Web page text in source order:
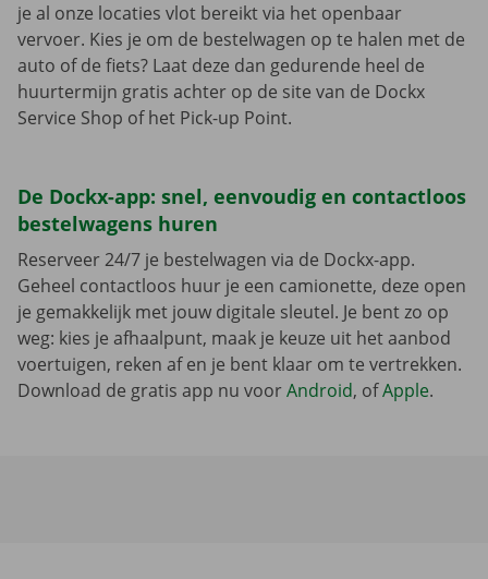
je al onze locaties vlot bereikt via het openbaar
vervoer. Kies je om de bestelwagen op te halen met de
auto of de fiets? Laat deze dan gedurende heel de
huurtermijn gratis achter op de site van de Dockx
Service Shop of het Pick-up Point.
De Dockx-app: snel, eenvoudig en contactloos
bestelwagens huren
Reserveer 24/7 je bestelwagen via de Dockx-app.
Geheel contactloos huur je een camionette, deze open
je gemakkelijk met jouw digitale sleutel. Je bent zo op
weg: kies je afhaalpunt, maak je keuze uit het aanbod
voertuigen, reken af en je bent klaar om te vertrekken.
Download de gratis app nu voorAndroid, ofApple.